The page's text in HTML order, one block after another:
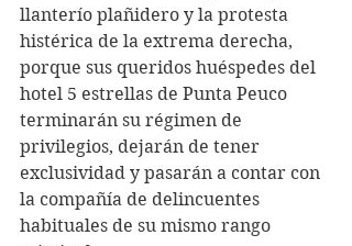
llanterío plañidero y la protesta
histérica de la extrema derecha,
porque sus queridos huéspedes del
hotel 5 estrellas de Punta Peuco
terminarán su régimen de
privilegios, dejarán de tener
exclusividad y pasarán a contar con
la compañía de delincuentes
habituales de su mismo rango